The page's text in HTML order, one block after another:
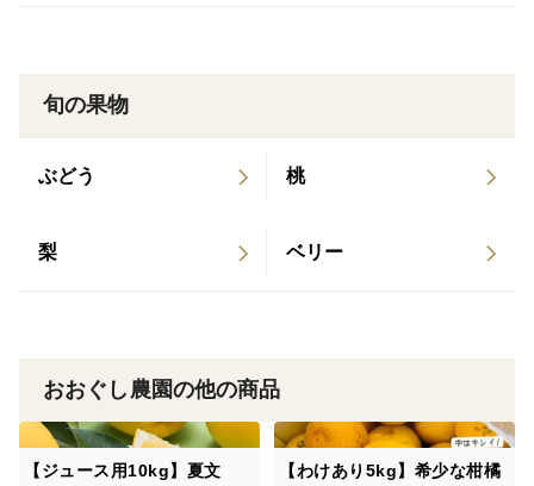
旬の果物
ぶどう 桃
梨 ベリー
おおぐし農園の他の商品
【ジュース用10kg】夏文
【わけあり5kg】希少な柑橘